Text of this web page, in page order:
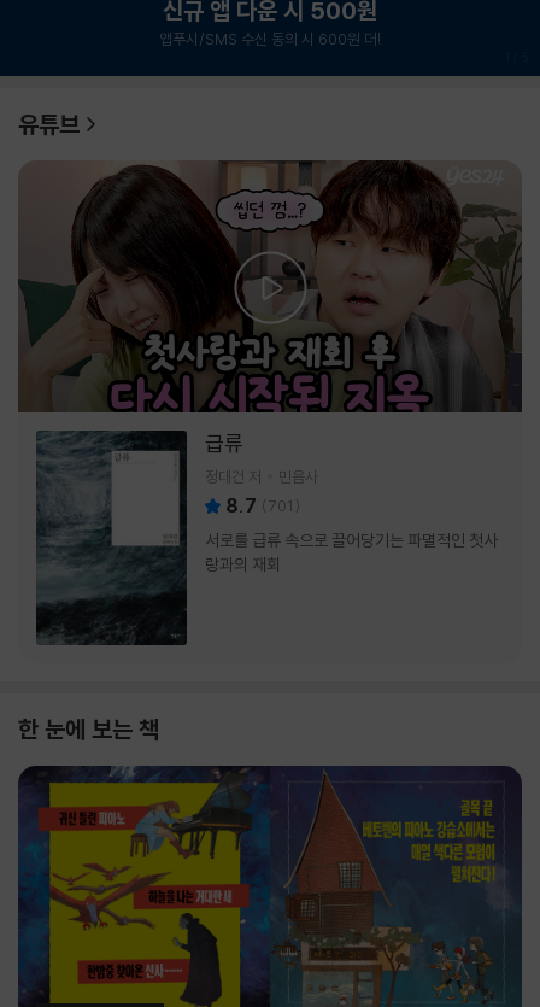
신규 앱 다운 시 500원
앱푸시/SMS 수신 동의 시 600원 더!
유튜브
급류
정대건 저 민음사
8.7 (701 )
서로를 급류 속으로 끌어당기는 파멸적인 첫사
랑과의 재회
한 눈에 보는 책